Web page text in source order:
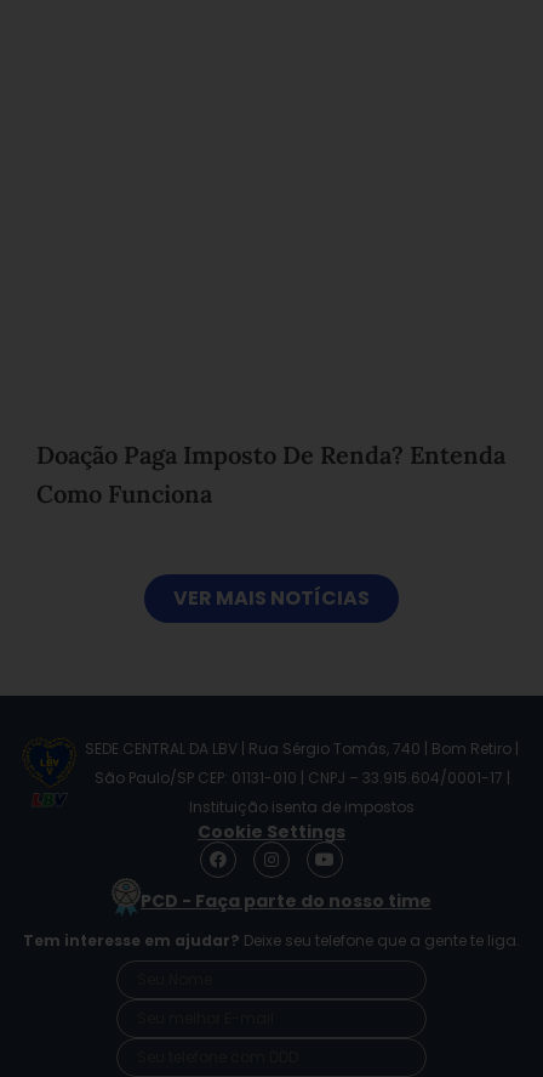
Doação Paga Imposto De Renda? Entenda
Como Funciona
VER MAIS NOTÍCIAS
SEDE CENTRAL DA LBV | Rua Sérgio Tomás, 740 | Bom Retiro |
São Paulo/SP CEP: 01131-010 | CNPJ – 33.915.604/0001-17 |
Instituição isenta de impostos
Cookie Settings
F
a
e
o
o
I
n
s
t
g
r
m
Y
o
t
b
e
PCD - Faça parte do nosso time
Tem interesse em ajudar? Deixe seu telefone que a gente te liga.